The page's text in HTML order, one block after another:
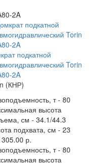
2A
подкатной
Torin
2A
(КНР)
т - 80
высота
см - 34.1/44.3
подхвата, см - 23
р.
т - 80
высота